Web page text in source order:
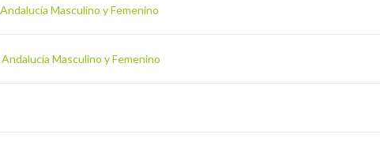
Masculino y Femenino
Masculino y Femenino